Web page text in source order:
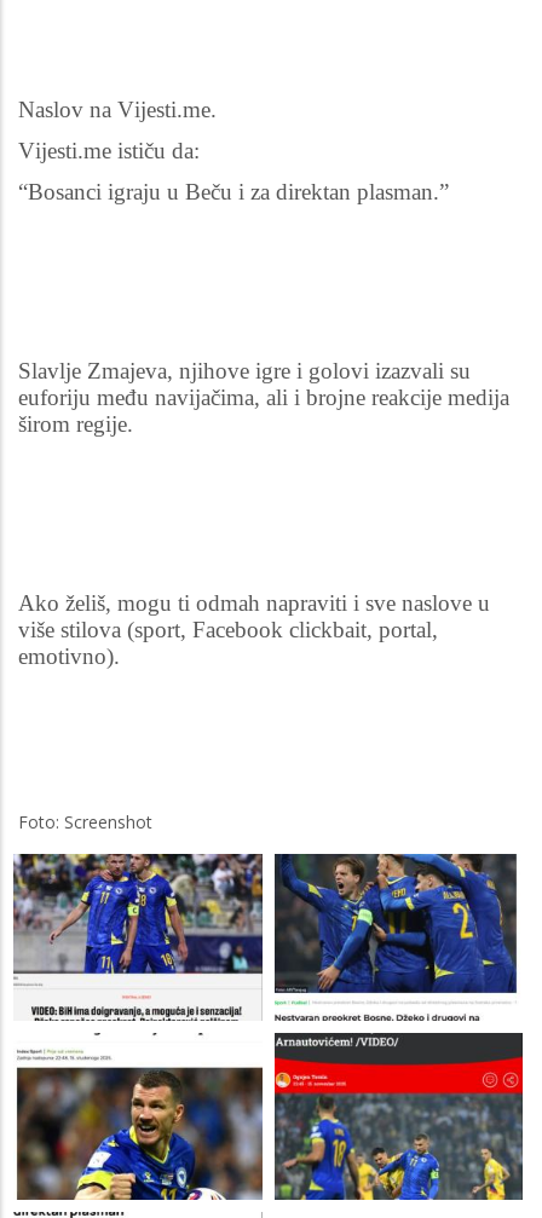
Naslov na Vijesti.me.
Vijesti.me ističu da:
“Bosanci igraju u Beču i za direktan plasman.”
Slavlje Zmajeva, njihove igre i golovi izazvali su
euforiju među navijačima, ali i brojne reakcije medija
širom regije.
Ako želiš, mogu ti odmah napraviti i sve naslove u
više stilova (sport, Facebook clickbait, portal,
emotivno).
Foto: Screenshot